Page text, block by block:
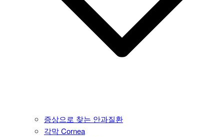
증상으로 찾는 안과질환
각막 Cornea